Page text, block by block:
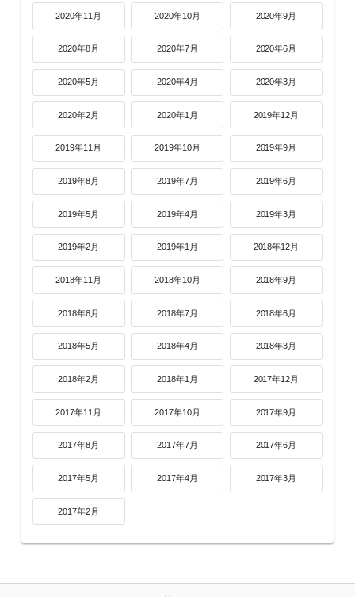
2020年11月 2020年10月 2020年9月
2020年8月 2020年7月 2020年6月
2020年5月 2020年4月 2020年3月
2020年2月 2020年1月 2019年12月
2019年11月 2019年10月 2019年9月
2019年8月 2019年7月 2019年6月
2019年5月 2019年4月 2019年3月
2019年2月 2019年1月 2018年12月
2018年11月 2018年10月 2018年9月
2018年8月 2018年7月 2018年6月
2018年5月 2018年4月 2018年3月
2018年2月 2018年1月 2017年12月
2017年11月 2017年10月 2017年9月
2017年8月 2017年7月 2017年6月
2017年5月 2017年4月 2017年3月
2017年2月